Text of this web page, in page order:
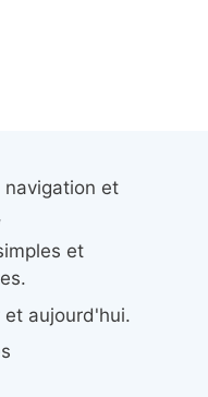
navigation et
et
aujourd'hui.